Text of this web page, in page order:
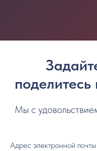
Мы с
Адрес электронной почты